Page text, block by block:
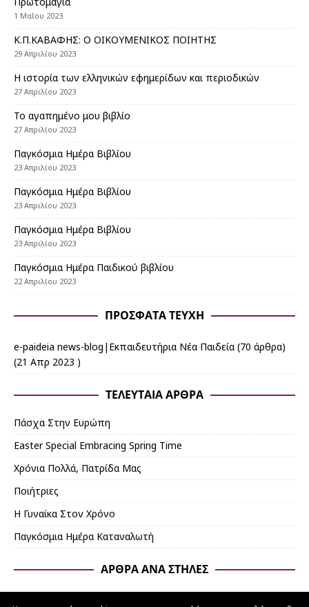
1 Μαΐου 2023
Κ.Π.ΚΑΒΑΦΗΣ: Ο ΟΙΚΟΥΜΕΝΙΚΟΣ ΠΟΙΗΤΗΣ
29 Απριλίου 2023
Η ιστορία των ελληνικών εφημερίδων και περιοδικών
27 Απριλίου 2023
Το αγαπημένο μου βιβλίο
27 Απριλίου 2023
Παγκόσμια Ημέρα Βιβλίου
23 Απριλίου 2023
Παγκόσμια Ημέρα Βιβλίου
23 Απριλίου 2023
Παγκόσμια Ημέρα Βιβλίου
23 Απριλίου 2023
Παγκόσμια Ημέρα Παιδικού βιβλίου
22 Απριλίου 2023
ΠΡΌΣΦΑΤΑ ΤΕΎΧΗ
e-paideia news-blog|Εκπαιδευτήρια Νέα Παιδεία (70 άρθρα)
(21 Απρ 2023 )
ΤΕΛΕΥΤΑΊΑ ΆΡΘΡΑ
Πάσχα Στην Ευρώπη
Εaster Special Embracing Spring Time
Χρόνια Πολλά, Πατρίδα Μας
Ποιήτριες
Η Γυναίκα Στον Χρόνο
Παγκόσμια Ημέρα Καταναλωτή
ΆΡΘΡΑ ΑΝΆ ΣΤΉΛΕΣ